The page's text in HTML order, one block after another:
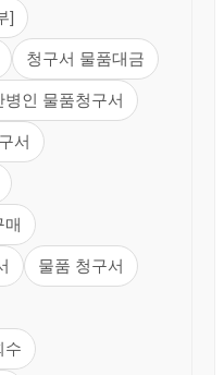
]
청구서 물품대금
병인 물품청구서
서
매
물품 청구서
수